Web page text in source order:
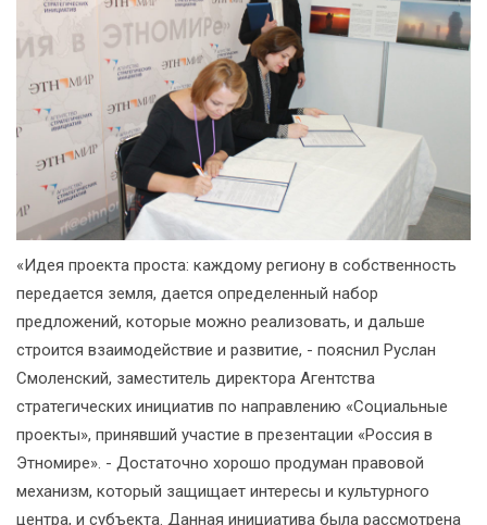
«Идея проекта проста: каждому региону в собственность
передается земля, дается определенный набор
предложений, которые можно реализовать, и дальше
строится взаимодействие и развитие, - пояснил Руслан
Смоленский, заместитель директора Агентства
стратегических инициатив по направлению «Социальные
проекты», принявший участие в презентации «Россия в
Этномире». - Достаточно хорошо продуман правовой
механизм, который защищает интересы и культурного
центра, и субъекта. Данная инициатива была рассмотрена